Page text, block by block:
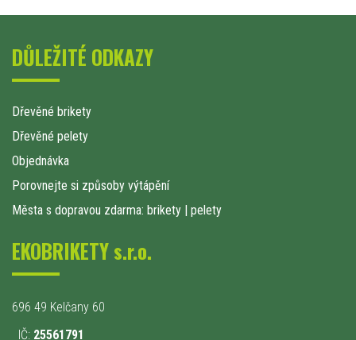
DŮLEŽITÉ ODKAZY
Dřevěné brikety
Dřevěné pelety
Objednávka
Porovnejte si způsoby výtápění
Města s dopravou zdarma: brikety | pelety
EKOBRIKETY s.r.o.
696 49 Kelčany 60
IČ: 25561791